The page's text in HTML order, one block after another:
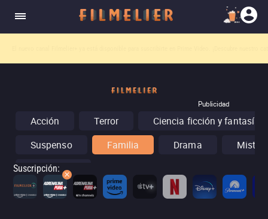
Publicidad
Acción Terror
Ciencia ficción y fantasía
Suspenso
Familia Drama
Conciertos
Suscripción: